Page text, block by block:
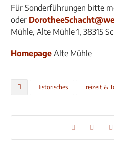
Für Sonderführungen bitte
oder
Mühle, Alte Mühle 1, 38315
Homepage Alte Mühle
Historisches Freizeit &